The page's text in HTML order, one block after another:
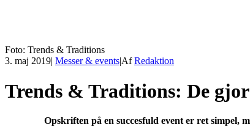
Foto: Trends & Traditions
3. maj 2019| Messer & events|AfRedaktion
Trends & Traditions: De
Opskriften på en succesfuld event er ret simpel,